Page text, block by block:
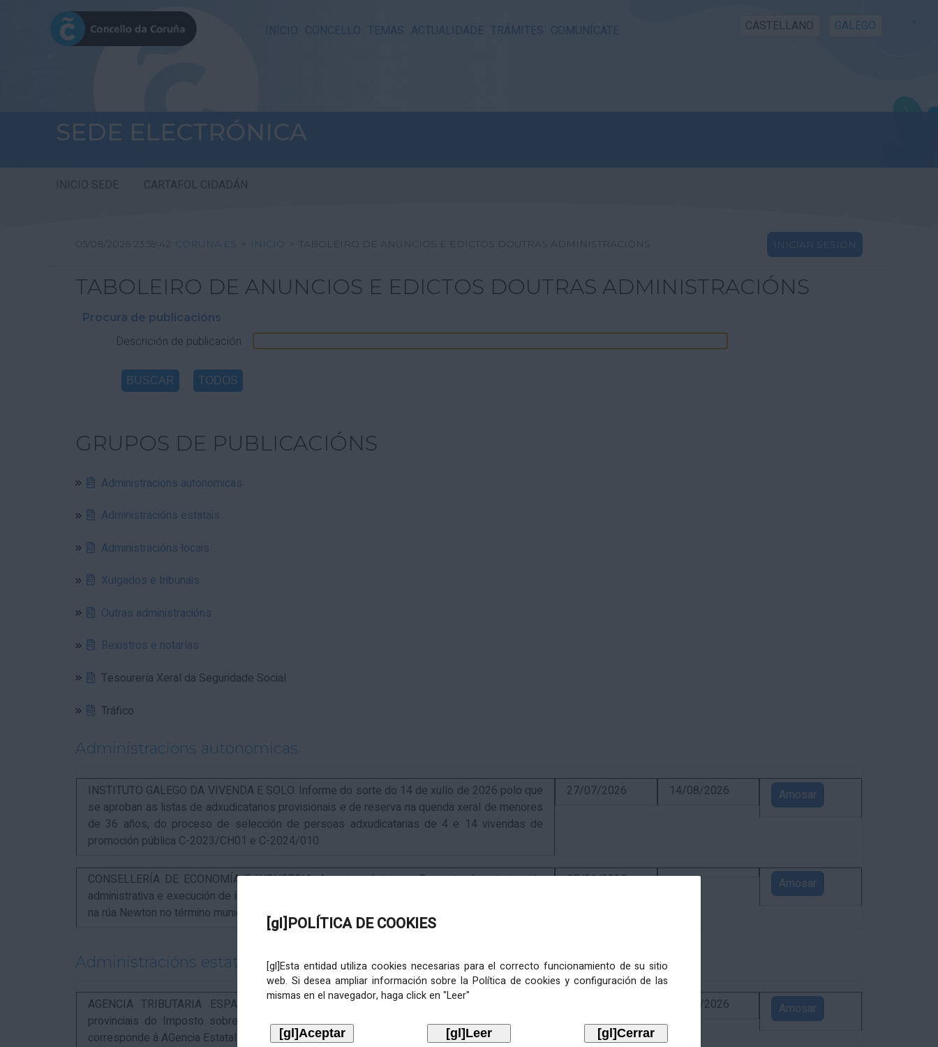
INICIO CONCELLO TEMAS ACTUALIDADE TRÁMITES COMUNÍCATE CASTELLANO GALEGO
SEDE ELECTRÓNICA
INICIO SEDE CARTAFOL CIDADÁN
[gl]POLÍTICA DE COOKIES
[gl]Esta entidad utiliza cookies necesarias para el correcto funcionamiento de su sitio
web. Si desea ampliar información sobre la Política de cookies y configuración de las
mismas en el navegador, haga click en "Leer"
05/08/2026 23:59:42 CORUNA.ES > INICIO > TABOLEIRO DE ANUNCIOS E EDICTOS DOUTRAS ADMINISTRACIÓNS INICIAR SESIÓN
TABOLEIRO DE ANUNCIOS E EDICTOS DOUTRAS ADMINISTRACIÓNS
Procura de publicacións
Descrición de publicación
GRUPOS DE PUBLICACIÓNS
Administracions autonomicas
Administracións estatais
Administracións locais
Xulgados e tribunais
Outras administracións
Rexistros e notarías
Tesourería Xeral da Seguridade Social
Tráfico
Administracions autonomicas
INSTITUTO GALEGO DA VIVENDA E SOLO. Informe do sorte do 14 de xullo de 2026 polo que
se aproban as listas de adxudicatarios provisionais e de reserva na quenda xeral de menores
de 36 años, do proceso de selección de persoas adxudicatarias de 4 e 14 vivendas de
promoción pública C-2023/CH01 e C-2024/010
27/07/2026 14/08/2026 Amosar
CONSELLERÍA DE ECONOMÍA E INDUSTRIA. Anuncio relativo ao Proxecto de autorización
administrativa e execución de instalacións para a instalación de nova ERM 16/4 Q.9000-D sita
na rúa Newton no término municipal da Coruña, exp. IN627A 2024/4-1
07/01/2025 Amosar
Administracións estatais
AGENCIA TRIBUTARIA ESPAÑOLA. Aviso relativo á recadación das cotas estatais e
provinciais do Imposto sobre Actividades Económicas de 2026, cuxa xestión recadatoria
corresponde á AGencia Estatal de Administración Tributaria.
02/09/2026 Amosar